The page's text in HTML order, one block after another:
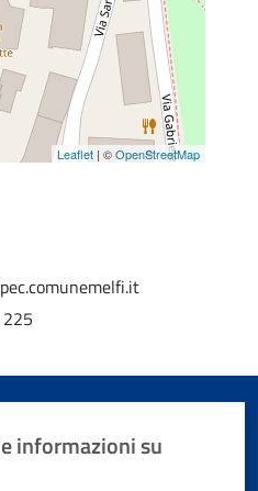
Leaflet | ©OpenStreetMap
informazioni su